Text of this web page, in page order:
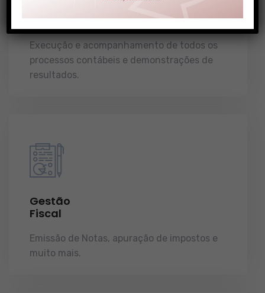
Contábil
Execução e acompanhamento de todos os
processos contábeis e demonstrações de
resultados.
Gestão
Fiscal
Emissão de Notas, apuração de impostos e
muito mais.